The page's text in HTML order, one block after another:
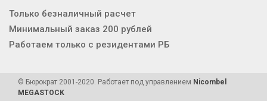
Только безналичный расчет
Минимальный заказ 200 рублей
Работаем только с резидентами РБ
© Бюрократ 2001-2020. Работает под управлением Nicombel
MEGASTOCK